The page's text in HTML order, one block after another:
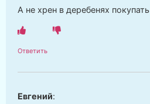
А не хрен в деребенях покупать
Ответить
Евгений: